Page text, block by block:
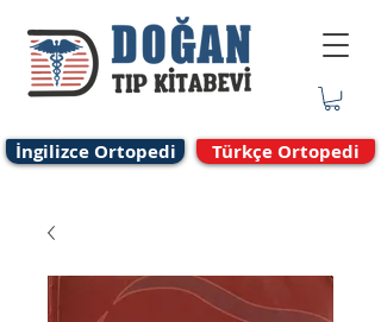
İngilizce Ortopedi Türkçe Ortopedi